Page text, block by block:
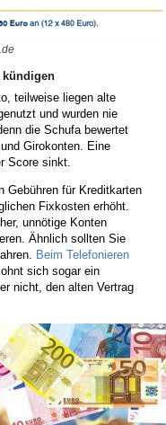
kündigen
teilweise liegen alte
und wurden nie
die Schufa bewertet
Girokonten. Eine
Score sinkt.
Gebühren für Kreditkarten
Fixkosten erhöht.
unnötige Konten
Ähnlich sollten Sie
Beim Telefonieren
sich sogar ein
nicht, den alten Vertrag